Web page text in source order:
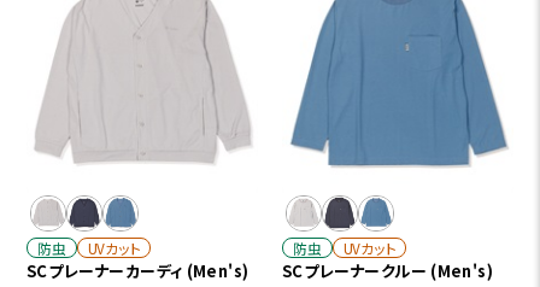
防虫 UVカット
SCプレーナーカーディ (Men's)
防虫 UVカット
SCプレーナークルー (Men's)